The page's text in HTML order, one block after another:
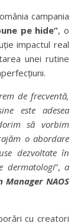
campania
pe hide”, o
impactul real
unei rutine
de frecventă,
este adesea
să vorbim
o abordare
dezvoltate în
dermatologi”, a
Manager NAOS
cu creatori